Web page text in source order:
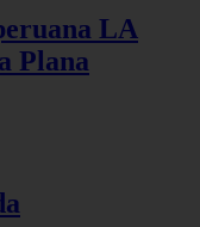
LA
Plana